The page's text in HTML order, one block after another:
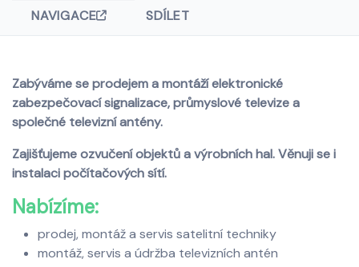
NAVIGACE SDÍLET
Zabýváme se prodejem a montáží elektronické
zabezpečovací signalizace, průmyslové televize a
společné televizní antény.
Zajišťujeme ozvučení objektů a výrobních hal. Věnuji se i
instalaci počítačových sítí.
Nabízíme:
prodej, montáž a servis satelitní techniky
montáž, servis a údržba televizních antén